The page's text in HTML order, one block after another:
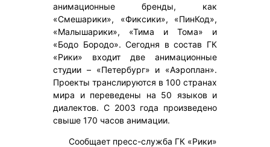
анимационные бренды, как
«Смешарики», «Фиксики», «ПинКод»,
«Малышарики», «Тима и Тома» и
«Бодо Бородо». Сегодня в состав ГК
«Рики» входит две анимационные
студии – «Петербург» и «Аэроплан».
Проекты транслируются в 100 странах
мира и переведены на 50 языков и
диалектов. С 2003 года произведено
свыше 170 часов анимации.
Сообщает пресс-служба ГК «Рики»